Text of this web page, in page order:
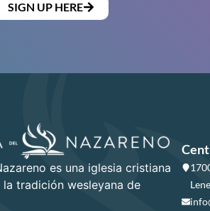
SIGN UP HERE
es una iglesia cristiana
tradición wesleyana de